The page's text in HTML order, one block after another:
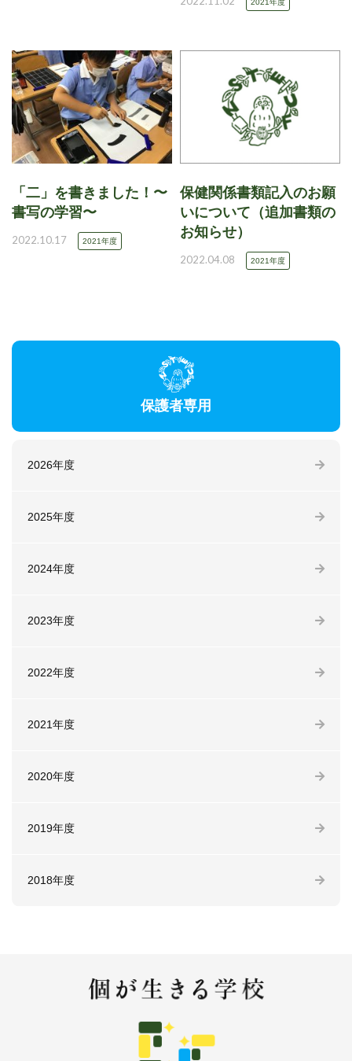
2021年度
「二」を書きました！〜
書写の学習〜
2022.10.17 2021年度
保健関係書類記入のお願
いについて（追加書類の
お知らせ）
2022.04.08 2021年度
保護者専用
2026年度
2025年度
2024年度
2023年度
2022年度
2021年度
2020年度
2019年度
2018年度